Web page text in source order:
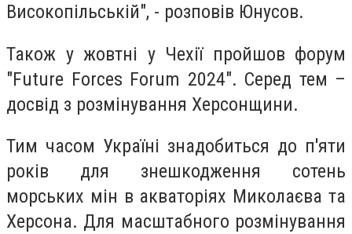
Високопільській", - розповів Юнусов.
Також у жовтні у Чехії пройшов форум
"Future Forces Forum 2024". Серед тем –
досвід з розмінування Херсонщини.
Тим часом Україні знадобиться до п'яти
років для знешкодження сотень
морських мін в акваторіях Миколаєва та
Херсона. Для масштабного розмінування